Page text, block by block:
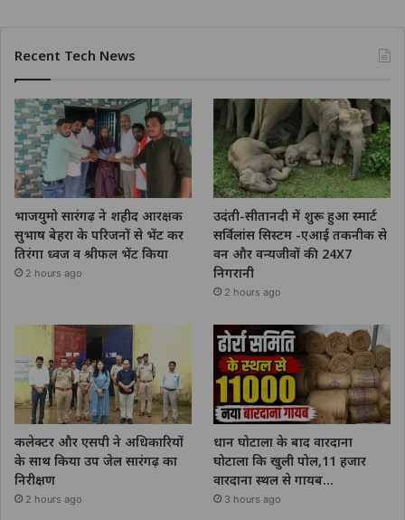
Recent Tech News
भाजयुमो सारंगढ़ ने शहीद आरक्षक
सुभाष बेहरा के परिजनों से भेंट कर
तिरंगा ध्वज व श्रीफल भेंट किया
2 hours ago
उदंती-सीतानदी में शुरू हुआ स्मार्ट
सर्विलांस सिस्टम -एआई तकनीक से
वन और वन्यजीवों की 24X7
निगरानी
2 hours ago
कलेक्टर और एसपी ने अधिकारियों
के साथ किया उप जेल सारंगढ़ का
निरीक्षण
2 hours ago
धान घोटाला के बाद वारदाना
घोटाला कि खुली पोल,11 हजार
वारदाना स्थल से गायब…
3 hours ago